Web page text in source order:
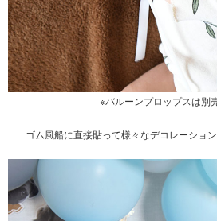
※バルーンプロップスは別
ゴム風船に直接貼って様々なデコレーショ